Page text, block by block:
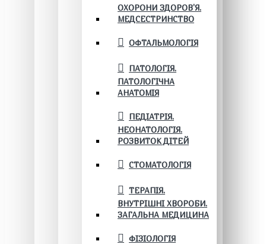
ОХОРОНИ ЗДОРОВ'Я.
МЕДСЕСТРИНСТВО
ОФТАЛЬМОЛОГІЯ
ПАТОЛОГІЯ.
ПАТОЛОГІЧНА
АНАТОМІЯ
ПЕДІАТРІЯ.
НЕОНАТОЛОГІЯ.
РОЗВИТОК ДІТЕЙ
СТОМАТОЛОГІЯ
ТЕРАПІЯ.
ВНУТРІШНІ ХВОРОБИ.
ЗАГАЛЬНА МЕДИЦИНА
ФІЗІОЛОГІЯ